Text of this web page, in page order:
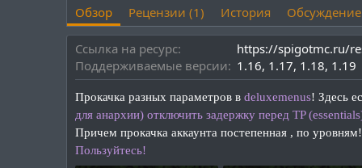
о
р
т
а
с
о
з
д
а
н
я
г
и
Обзор Рецензии (1) История Обсуждение
Ссылка на ресурс
https://spigotmc.ru/
Поддерживаемые версии
1.16 1.17 1.18 1.19
Прокачка разных параметров в deluxemenus! Здесь
для анархии) отключить задержку перед TP
Причем прокачка аккаунта постепенная , по уровням!
Пользуйтесь!